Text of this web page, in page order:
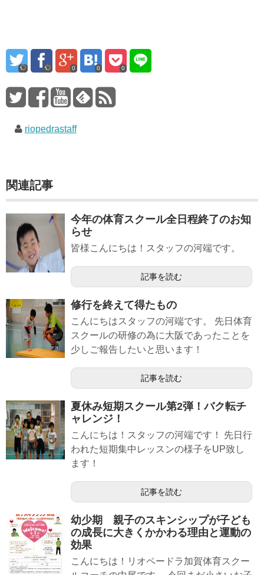
0 0 0
riopedrastaff
関連記事
今年の体育スクール全日程終了のお知
らせ
皆様こんにちは！スタッフの河端です。
記事を読む
修行を終えて得たもの
こんにちはスタッフの河端です。 先日体育
スクールの研修の為に大阪であったことを
少しご報告したいと思います！
記事を読む
夏休み短期スクール第2弾！バク転チ
ャレンジ！
こんにちは！スタッフの河端です！ 先日行
われた短期集中レッスンの様子をUP致し
ます！
記事を読む
幼少期 親子のスキンシップが子ども
の成長に大きくかかわる理由と運動の
効果
こんにちは！リオペードラ加賀体育スクー